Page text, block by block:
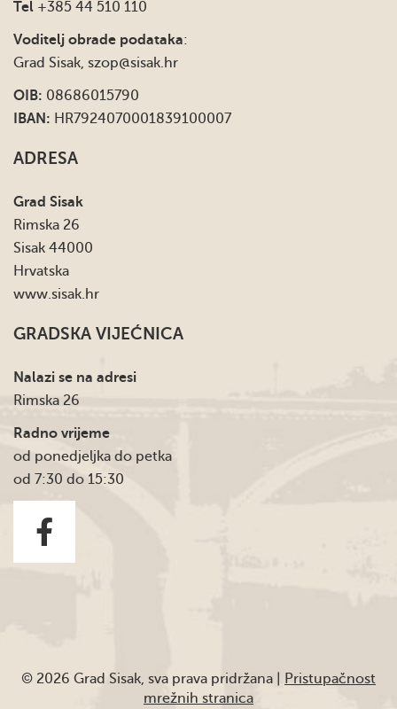
Tel +385 44 510 110
Voditelj obrade podataka:
Grad Sisak, szop@sisak.hr
OIB: 08686015790
IBAN: HR7924070001839100007
ADRESA
Grad Sisak
Rimska 26
Sisak 44000
Hrvatska
www.sisak.hr
GRADSKA VIJEĆNICA
Nalazi se na adresi
Rimska 26
Radno vrijeme
od ponedjeljka do petka
od 7:30 do 15:30
© 2026 Grad Sisak, sva prava pridržana |
Pristupačnost
mrežnih stranica